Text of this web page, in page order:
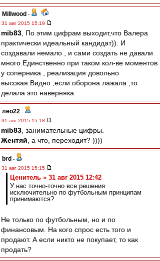
Millwood -
31 авг 2015 15:19
mib83 , По этим цифрам выходит,что Валера
практически идеальный кандидат)). И
создавали немало , и сами создать не давали
много.Единственно при таком кол-ве моментов
у соперника , реализация довольно
высокая.Видно ,если оборона лажала ,то
делала это наверняка
лео22 -
31 авг 2015 15:18
mib83 , занимательные цифры.
Жентяй , а что, переходит? ))))
brd -
31 авг 2015 15:15
Ценитель » 31 авг 2015 12:42
У нас точно-точно все решения
исключительно по футбольным принципам
принимаются?
Не только по футбольным, но и по
финансовым. На кого спрос есть того и
продают. А если никто не покупает, то как
продать?